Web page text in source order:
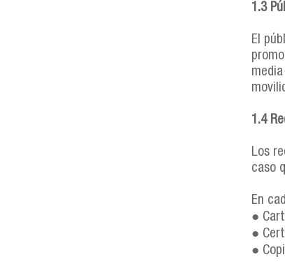
1.3
El
1.4
Los
caso
En
●
●
●